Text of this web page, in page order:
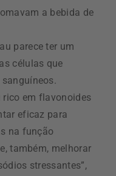
a bebida de
parece ter um
células que
rico em flavonoides
eficaz para
na função
também, melhorar
stressantes”,